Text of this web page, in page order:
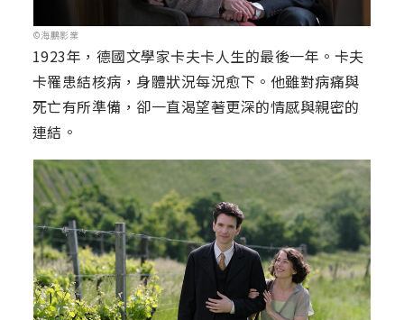
©海鵬影業
1923年，德國文學家卡夫卡人生的最後一年。卡夫
卡罹患結核病，身體狀況每況愈下。他雖對病痛與
死亡有所準備，卻一直渴望著更深的情感與親密的
連結。